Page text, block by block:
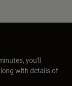
you'll
with details of